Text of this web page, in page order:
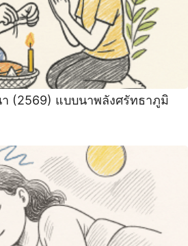
(2569) ️แบบนาพลังศรัทธาภูมิ